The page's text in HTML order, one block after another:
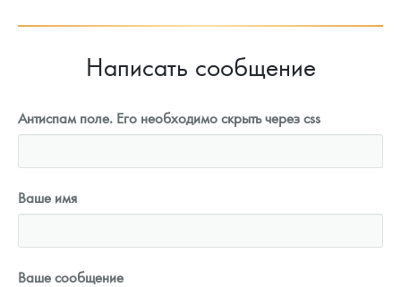
Написать сообщение
Антиспам поле. Его необходимо скрыть через css
Ваше имя
Ваше сообщение